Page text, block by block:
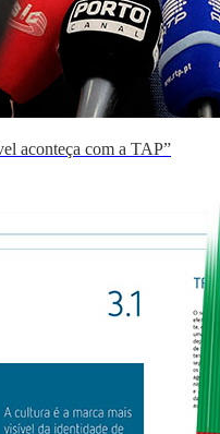
aconteça com a TAP”